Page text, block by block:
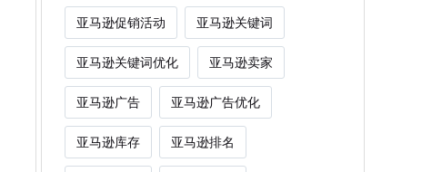
亚马逊促销活动 亚马逊关键词
亚马逊关键词优化 亚马逊卖家
亚马逊广告 亚马逊广告优化
亚马逊库存 亚马逊排名